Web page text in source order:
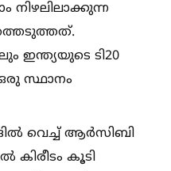
നിഴലിലാക്കുന്ന
ഇന്ത്യയുടെ ടി20
സ്ഥാനം
വെച്ച്‌ ആർസിബി
കൂടി